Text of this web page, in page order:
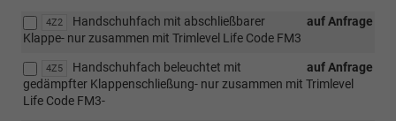
4Z2 auf Anfrage
Handschuhfach mit abschließbarer
Klappe- nur zusammen mit Trimlevel Life Code FM3
4Z5 auf Anfrage
Handschuhfach beleuchtet mit
gedämpfter Klappenschließung- nur zusammen mit Trimlevel
Life Code FM3-